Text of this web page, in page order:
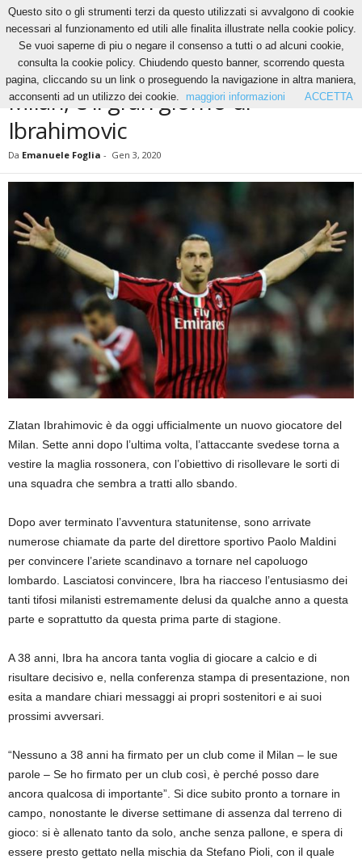
Calcio Milan, è il gran giorno di Ibrahimovic
CALCIO
Milan, è il gran giorno di
Ibrahimovic
Da Emanuele Foglia - Gen 3, 2020
Zlatan Ibrahimovic è da oggi ufficialmente un nuovo giocatore del
Milan. Sette anni dopo l’ultima volta, l’attaccante svedese torna a
vestire la maglia rossonera, con l’obiettivo di risollevare le sorti di
una squadra che sembra a tratti allo sbando.
Dopo aver terminato l’avventura statunitense, sono arrivate
numerose chiamate da parte del direttore sportivo Paolo Maldini
per convincere l’ariete scandinavo a tornare nel capoluogo
lombardo. Lasciatosi convincere, Ibra ha riacceso l’entusiasmo dei
tanti tifosi milanisti estremamente delusi da qualche anno a questa
parte e soprattutto da questa prima parte di stagione.
A 38 anni, Ibra ha ancora tanta voglia di giocare a calcio e di
risultare decisivo e, nella conferenza stampa di presentazione, non
esita a mandare chiari messaggi ai propri sostenitori e ai suoi
prossimi avversari.
“Nessuno a 38 anni ha firmato per un club come il Milan – le sue
parole – Se ho firmato per un club così, è perché posso dare
ancora qualcosa di importante”. Si dice subito pronto a tornare in
campo, nonostante le diverse settimane di assenza dal terreno di
gioco: si è allenato tanto da solo, anche senza pallone, e spera di
essere presto gettato nella mischia da Stefano Pioli, con il quale
Questo sito o gli strumenti terzi da questo utilizzati si avvalgono di cookie
necessari al funzionamento ed utili alle finalita illustrate nella cookie policy.
Se vuoi saperne di piu o negare il consenso a tutti o ad alcuni cookie,
consulta la cookie policy. Chiudendo questo banner, scorrendo questa
pagina, cliccando su un link o proseguendo la navigazione in altra maniera,
acconsenti ad un utilizzo dei cookie.
maggiori informazioni ACCETTA